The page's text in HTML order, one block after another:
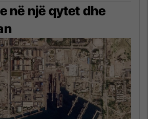
në një qytet dhe